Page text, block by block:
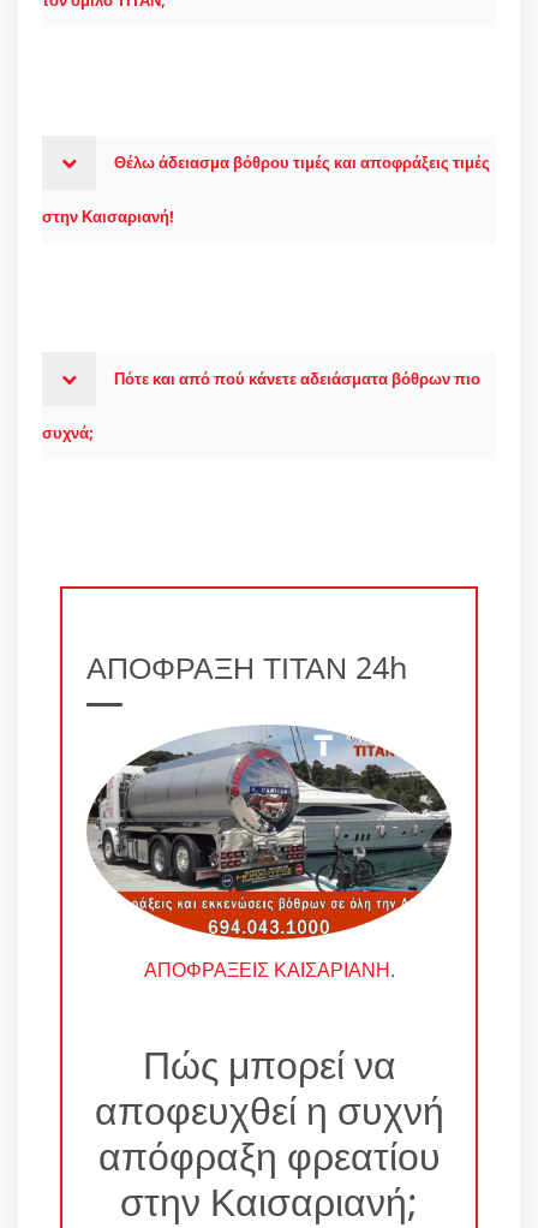
Θέλω άδειασμα βόθρου τιμές και αποφράξεις τιμές
στην Καισαριανή!
Πότε και από πού κάνετε αδειάσματα βόθρων πιο
συχνά;
ΑΠΟΦΡΑΞΗ ΤΙΤΑΝ 24h
ΑΠΟΦΡΑΞΕΙΣ ΚΑΙΣΑΡΙΑΝΗ.
Πώς μπορεί να
αποφευχθεί η συχνή
απόφραξη φρεατίου
στην Καισαριανή;